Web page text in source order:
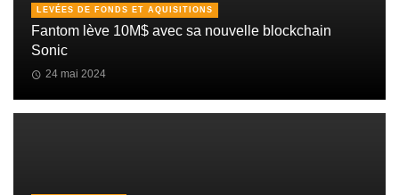
LEVÉES DE FONDS ET AQUISITIONS
Fantom lève 10M$ avec sa nouvelle blockchain
Sonic
24 mai 2024